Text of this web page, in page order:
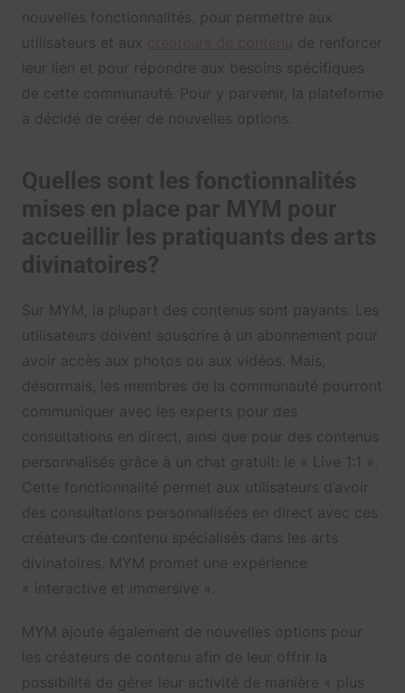
nouvelles fonctionnalités, pour permettre aux
utilisateurs et aux
de renforcer
leur lien et pour répondre aux besoins spécifiques
de cette communauté. Pour y parvenir, la plateforme
a décidé de créer de nouvelles options.
Quelles sont les fonctionnalités
mises en place par MYM pour
accueillir les pratiquants des arts
divinatoires?
Sur MYM, la plupart des contenus sont payants. Les
utilisateurs doivent souscrire à un abonnement pour
avoir accès aux photos ou aux vidéos. Mais,
désormais, les membres de la communauté pourront
communiquer avec les experts pour des
consultations en direct, ainsi que pour des contenus
personnalisés grâce à un chat gratuit: le « Live 1:1 ».
Cette fonctionnalité permet aux utilisateurs d’avoir
des consultations personnalisées en direct avec ces
créateurs de contenu spécialisés dans les arts
divinatoires. MYM promet une expérience
« interactive et immersive ».
MYM ajoute également de nouvelles options pour
les créateurs de contenu afin de leur offrir la
possibilité de gérer leur activité de manière « plus